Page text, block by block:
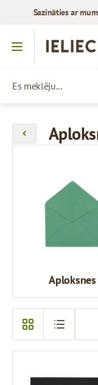
Sazināties ar
Iet uz saturu
Aploksnes